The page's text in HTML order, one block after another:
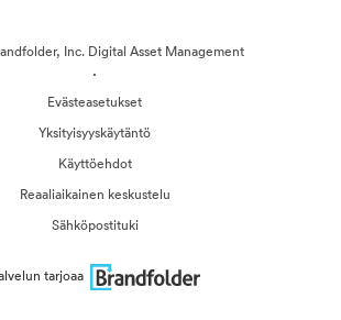
Inc. Digital Asset Management
·
Evästeasetukset
Yksityisyyskäytäntö
Käyttöehdot
Reaaliaikainen keskustelu
Sähköpostituki
tarjoaa